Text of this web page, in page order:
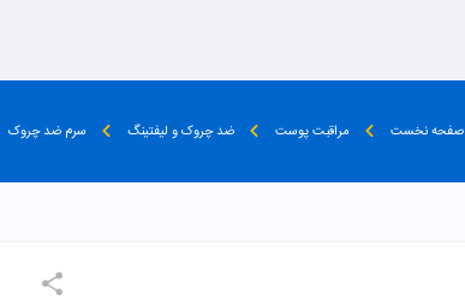
صفحه نخست مراقبت پوست ضد چروک و لیفتینگ سرم ضد چروک